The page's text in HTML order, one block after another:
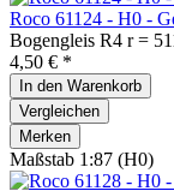
Roco 61124 - H0 -
Bogengleis R4 r =
4,50 € *
In den Warenkorb
Vergleichen
Merken
Maßstab 1:87 (H0)